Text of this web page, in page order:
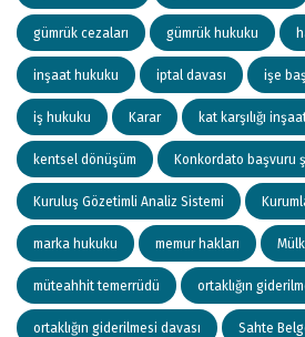
gümrük cezaları gümrük hukuku
inşaat hukuku iptal davası işe
iş hukuku Karar kat karşılığı
kentsel dönüşüm Konkordato başvuru
Kuruluş Gözetimli Analiz Sistemi
marka hukuku memur hakları
müteahhit temerrüdü ortaklığın
ortaklığın giderilmesi davası Sahte